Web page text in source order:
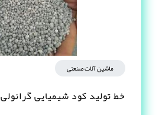
ماشین آلات صنعتی
خط تولید کود شیمیایی گرانولی